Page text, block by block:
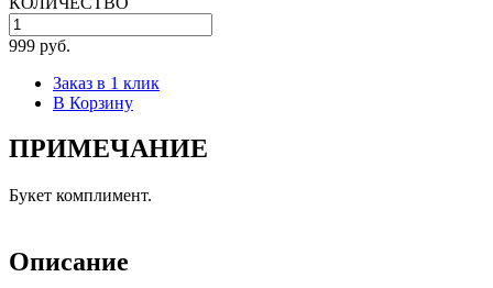
999 руб.
Заказ в 1 клик
В Корзину
ПРИМЕЧАНИЕ
Букет комплимент.
Описание